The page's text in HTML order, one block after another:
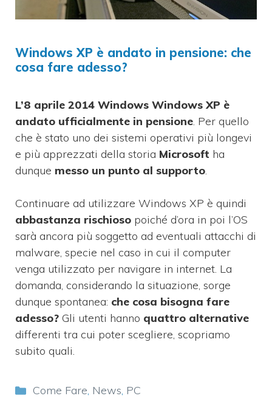
Windows XP è andato in pensione: che
cosa fare adesso?
L’8 aprile 2014 Windows Windows XP è
andato ufficialmente in pensione. Per quello
che è stato uno dei sistemi operativi più longevi
e più apprezzati della storia Microsoft ha
dunque messo un punto al supporto.
Continuare ad utilizzare Windows XP è quindi
abbastanza rischioso poiché d’ora in poi l’OS
sarà ancora più soggetto ad eventuali attacchi di
malware, specie nel caso in cui il computer
venga utilizzato per navigare in internet. La
domanda, considerando la situazione, sorge
dunque spontanea: che cosa bisogna fare
adesso? Gli utenti hanno quattro alternative
differenti tra cui poter scegliere, scopriamo
subito quali.
Categorie
Come Fare, News, PC